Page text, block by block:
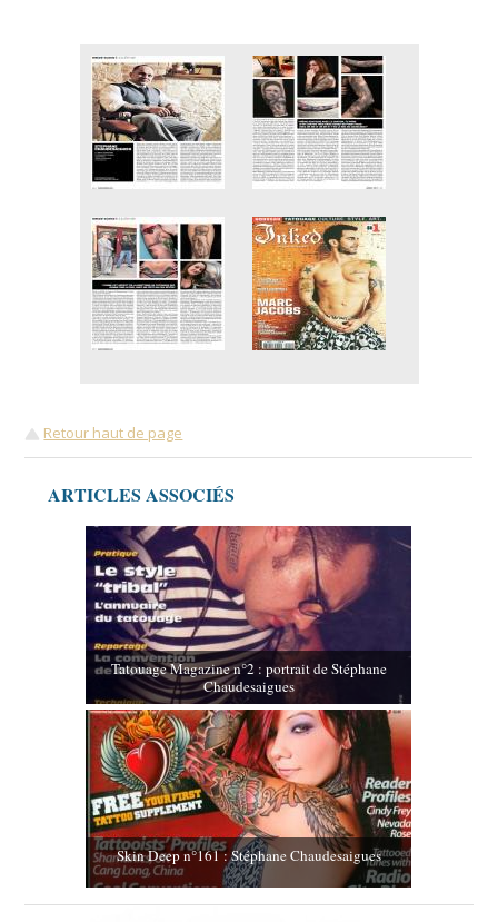
Retour haut de page
ARTICLES ASSOCIÉS
Tatouage Magazine n°2 : portrait de Stéphane
Chaudesaigues
Skin Deep n°161 : Stéphane Chaudesaigues